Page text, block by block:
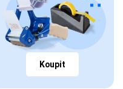
Koupit